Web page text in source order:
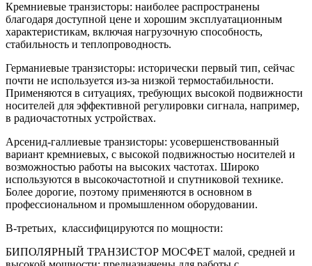
Кремниевые транзисторы: наиболее распространены
благодаря доступной цене и хорошим эксплуатационным
характеристикам, включая нагрузочную способность,
стабильность и теплопроводность.
Германиевые транзисторы: исторически первый тип, сейчас
почти не используется из-за низкой термостабильности.
Применяются в ситуациях, требующих высокой подвижности
носителей для эффективной регулировки сигнала, например,
в радиочастотных устройствах.
Арсенид-галлиевые транзисторы: усовершенствованный
вариант кремниевых, с высокой подвижностью носителей и
возможностью работы на высоких частотах. Широко
используются в высокочастотной и спутниковой технике.
Более дорогие, поэтому применяются в основном в
профессиональном и промышленном оборудовании.
В-третьих, классифицируются по мощности:
БИПОЛЯРНЫЙ ТРАНЗИСТОР МОСФЕТ малой, средней и